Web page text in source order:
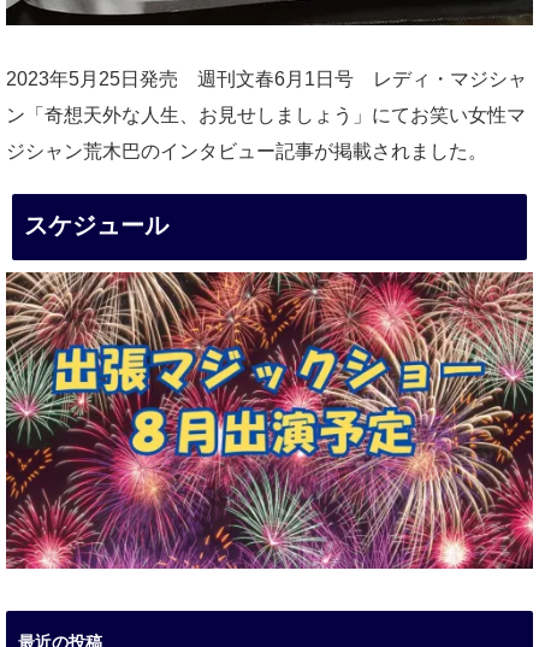
2023年5月25日発売 週刊文春6月1日号 レディ・マジシャ
ン「奇想天外な人生、お見せしましょう」にてお笑い女性マ
ジシャン荒木巴のインタビュー記事が掲載されました。
スケジュール
最近の投稿